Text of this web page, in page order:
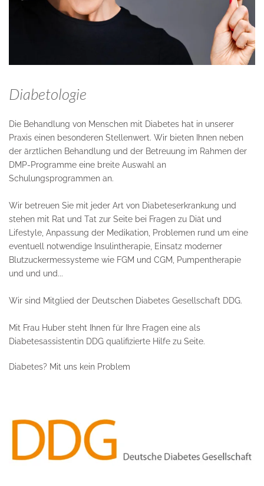
Diabetologie
Die Behandlung von Menschen mit Diabetes hat in unserer
Praxis einen besonderen Stellenwert. Wir bieten Ihnen neben
der ärztlichen Behandlung und der Betreuung im Rahmen der
DMP-Programme eine breite Auswahl an
Schulungsprogrammen an.
Wir betreuen Sie mit jeder Art von Diabeteserkrankung und
stehen mit Rat und Tat zur Seite bei Fragen zu Diät und
Lifestyle, Anpassung der Medikation, Problemen rund um eine
eventuell notwendige Insulintherapie, Einsatz moderner
Blutzuckermessysteme wie FGM und CGM, Pumpentherapie
und und und...
Wir sind Mitglied der Deutschen Diabetes Gesellschaft DDG.
Mit Frau Huber steht Ihnen für Ihre Fragen eine als
Diabetesassistentin DDG qualifizierte Hilfe zu Seite.
Diabetes? Mit uns kein Problem